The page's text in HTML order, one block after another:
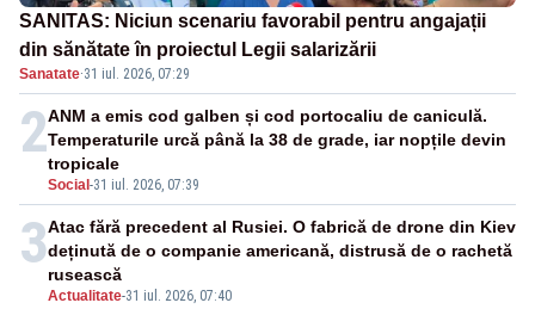
SANITAS: Niciun scenariu favorabil pentru angajații
din sănătate în proiectul Legii salarizării
Sanatate·31 iul. 2026, 07:29
2
Social -31 iul. 2026, 07:39
ANM a emis cod galben și cod portocaliu de caniculă.
Temperaturile urcă până la 38 de grade, iar nopțile devin
tropicale
3
Actualitate-31 iul. 2026, 07:40
Atac fără precedent al Rusiei. O fabrică de drone din Kiev
deținută de o companie americană, distrusă de o rachetă
rusească